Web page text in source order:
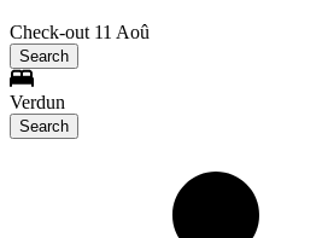
Check-out 11 Aoû
Search
Verdun
Search